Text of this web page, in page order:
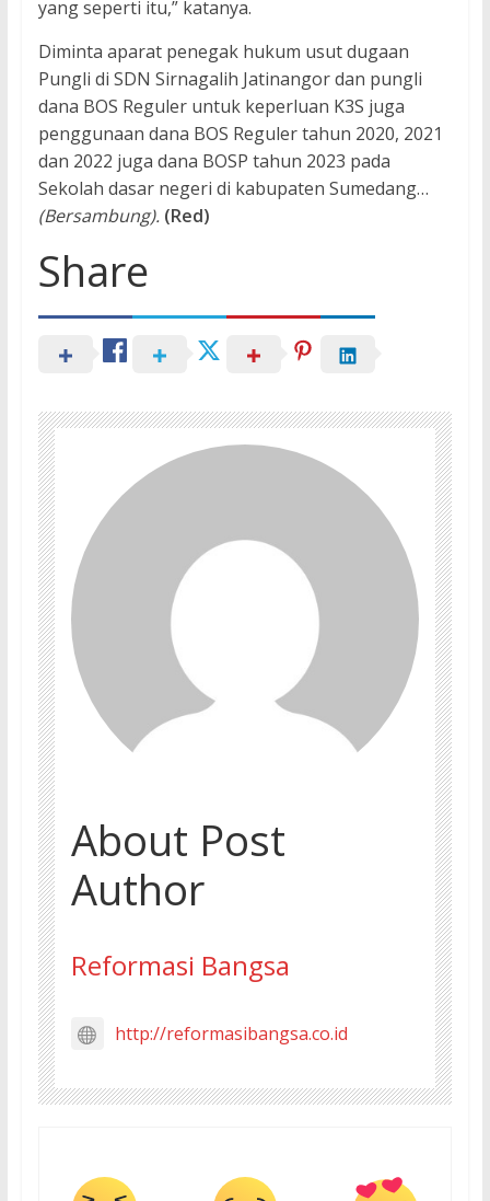
yang seperti itu,” katanya.
Diminta aparat penegak hukum usut dugaan
Pungli di SDN Sirnagalih Jatinangor dan pungli
dana BOS Reguler untuk keperluan K3S juga
penggunaan dana BOS Reguler tahun 2020, 2021
dan 2022 juga dana BOSP tahun 2023 pada
Sekolah dasar negeri di kabupaten Sumedang…
(Bersambung). (Red)
Share
About Post
Author
Reformasi Bangsa
http://reformasibangsa.co.id